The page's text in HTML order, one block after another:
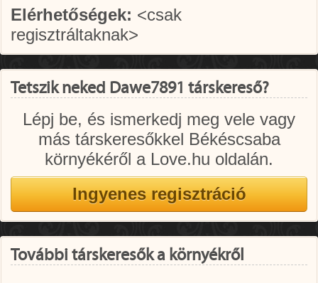
Elérhetőségek: <csak
regisztráltaknak>
Tetszik neked Dawe7891 társkereső?
Lépj be, és ismerkedj meg vele vagy
más társkeresőkkel Békéscsaba
környékéről a Love.hu oldalán.
További társkeresők a környékről